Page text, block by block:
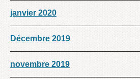
janvier 2020
Décembre 2019
novembre 2019